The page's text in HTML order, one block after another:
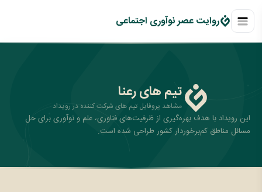
روايت عصر نوآوری اجتماعی
تیم های رعنا
مشاهد پروفایل تیم های شرکت کننده در رویداد
این رویداد با هدف بهره‌گیری از ظرفیت‌های فناوری، علم و نوآوری برای حل
مسائل مناطق کم‌برخوردار کشور طراحی شده است.